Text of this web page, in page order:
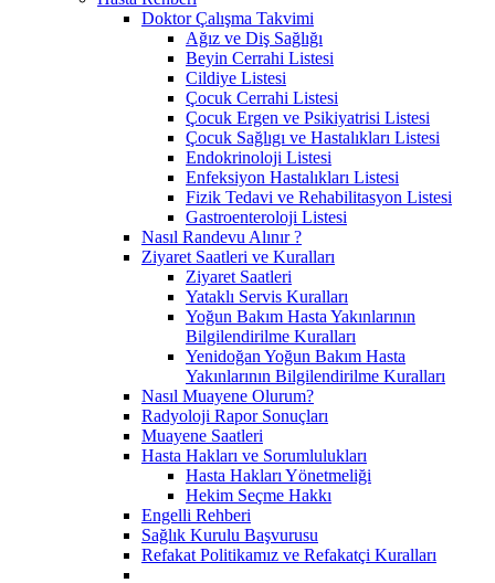
Doktor Çalışma Takvimi
Ağız ve Diş Sağlığı
Beyin Cerrahi Listesi
Cildiye Listesi
Çocuk Cerrahi Listesi
Çocuk Ergen ve Psikiyatrisi Listesi
Çocuk Sağlıgı ve Hastalıkları Listesi
Endokrinoloji Listesi
Enfeksiyon Hastalıkları Listesi
Fizik Tedavi ve Rehabilitasyon Listesi
Gastroenteroloji Listesi
Nasıl Randevu Alınır ?
Ziyaret Saatleri ve Kuralları
Ziyaret Saatleri
Yataklı Servis Kuralları
Yoğun Bakım Hasta Yakınlarının
Bilgilendirilme Kuralları
Yenidoğan Yoğun Bakım Hasta
Yakınlarının Bilgilendirilme Kuralları
Nasıl Muayene Olurum?
Radyoloji Rapor Sonuçları
Muayene Saatleri
Hasta Hakları ve Sorumlulukları
Hasta Hakları Yönetmeliği
Hekim Seçme Hakkı
Engelli Rehberi
Sağlık Kurulu Başvurusu
Refakat Politikamız ve Refakatçi Kuralları